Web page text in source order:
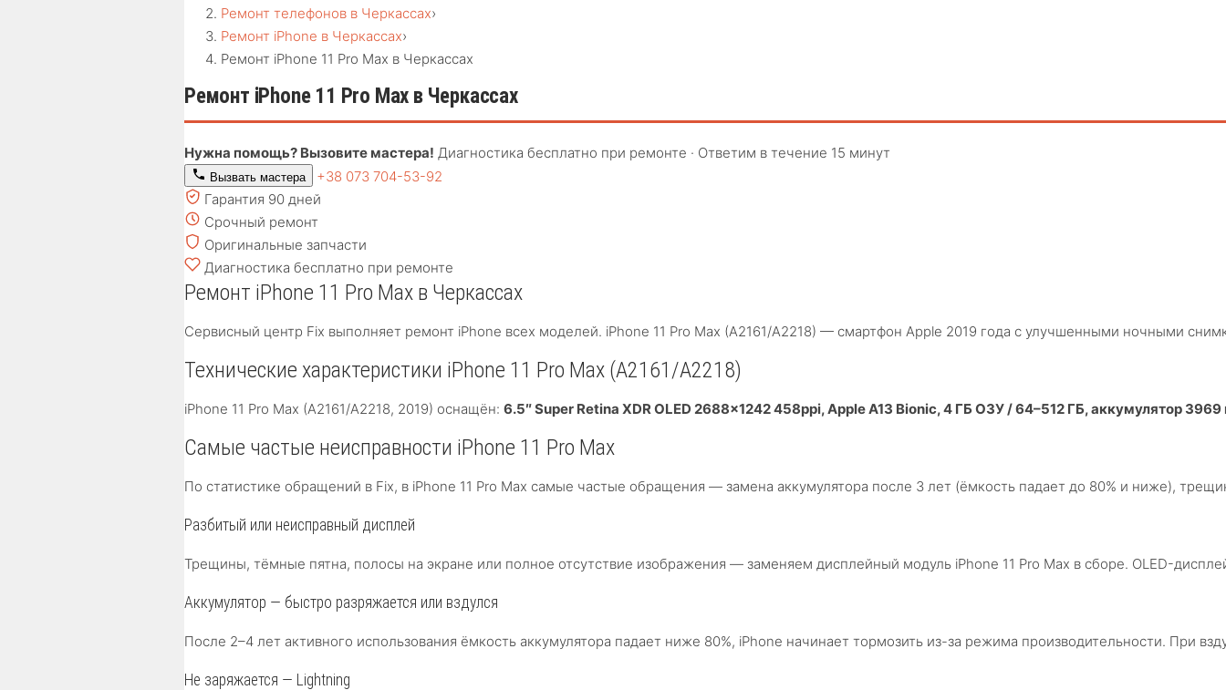
Ремонт телефонов в Черкассах›
Ремонт iPhone в Черкассах›
Ремонт iPhone 11 Pro Max в Черкассах
Ремонт iPhone 11 Pro Max в Черкассах
Нужна помощь? Вызовите мастера! Диагностика бесплатно при ремонте · Ответим в течение 15 минут
Вызвать мастера
+38 073 704-53-92
Гарантия 90 дней
Срочный ремонт
Оригинальные запчасти
Диагностика бесплатно при ремонте
Ремонт iPhone 11 Pro Max в Черкассах
Сервисный центр Fix выполняет ремонт iPhone всех моделей. iPhone 11 Pro Max (A2161/A2218) — смартфон Apple 2019 года с улучшенными ночными
Технические характеристики iPhone 11 Pro Max (A2161/A2218)
iPhone 11 Pro Max (A2161/A2218, 2019) оснащён: 6.5″ Super Retina XDR OLED 2688×1242 458ppi, Apple A13 Bionic, 4 ГБ ОЗУ / 64–512 ГБ, аккумулятор
Самые частые неисправности iPhone 11 Pro Max
По статистике обращений в Fix, в iPhone 11 Pro Max самые частые обращения — замена аккумулятора после 3 лет (ёмкость падает до 80% и ниже),
Разбитый или неисправный дисплей
Трещины, тёмные пятна, полосы на экране или полное отсутствие изображения — заменяем дисплейный модуль iPhone 11 Pro Max в сборе. OLED-
Аккумулятор — быстро разряжается или вздулся
После 2–4 лет активного использования ёмкость аккумулятора падает ниже 80%, iPhone начинает тормозить из-за режима производительности.
Не заряжается — Lightning